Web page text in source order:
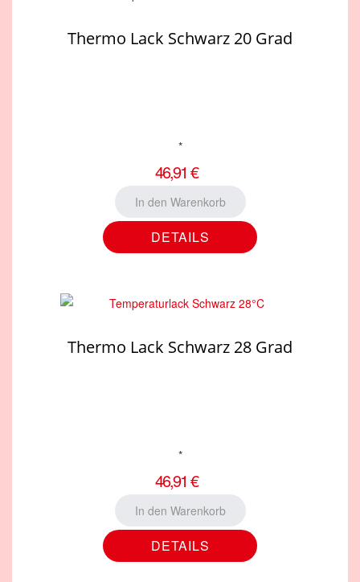
Thermo Lack Schwarz 20 Grad
*
46,91 €
DETAILS
Thermo Lack Schwarz 28 Grad
*
46,91 €
DETAILS